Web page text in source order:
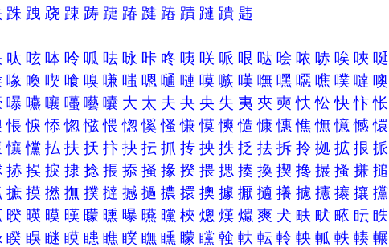
跦 跩 跷 踈 踌 踕 踳 踺 蹖 蹟 蹥 蹪 韪
呔 呟 呠 呤 呱 呿 咏 咔 咚 咦 咲 哌 哏 哒 哙 哝 哧 唉 唊 唌
喙 喚 喫 喰 嗅 嗛 嗤 嗯 嗵 嗹 嗼 嗾 嘆 嘸 嘿 噁 噍 噗 噠噢
嚗 嚥 嚷 囆 囈 囔 大 太 夫夬央 失 夷 夾 奭忕忪快忭怅
悵悷悿惚惤愄愡慀慅慊慔慡慥慷憓憔憮憶憾懁
懹戃払扶扷抃抉抎抓抟抰抶抸抾拆拎拠拡拫挀
捇捑捩捸捻掁掭掻掾揆揋揌揍換揳搀搌搔搛搥
摭摸撚撫撲撻撼撾擃擐擙據擫擿攁攄攇攐攘攩
暌 暎 暯 暵 曚 曛曝 曣 曭梜熜熯爞爽 犬畉畎畩眃眣
睽瞁瞇瞙瞣瞧瞨瞴矄 矇矘螒軑転軨軮軱軼輳輾